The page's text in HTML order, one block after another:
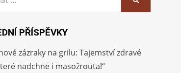
PŘÍSPĚVKY
zázraky na grilu: Tajemství zdravé
nadchne i masožrouta!“